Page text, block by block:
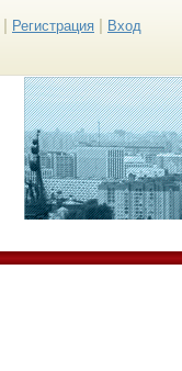
Регистрация Вход